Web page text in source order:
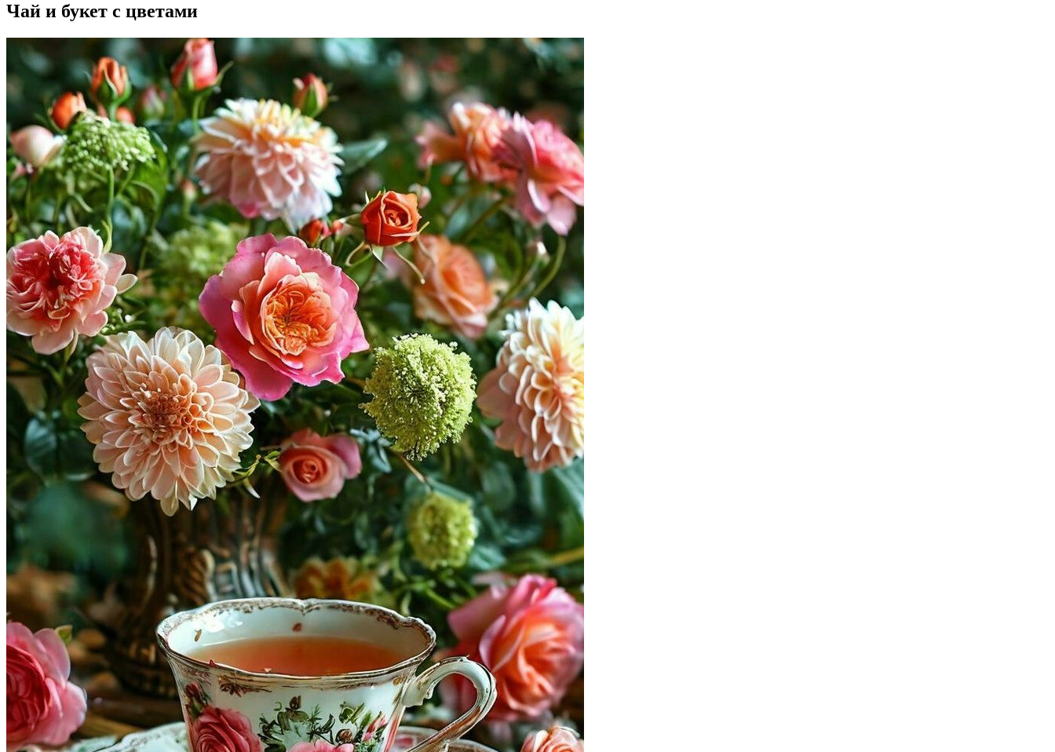
Чай и букет с цветами